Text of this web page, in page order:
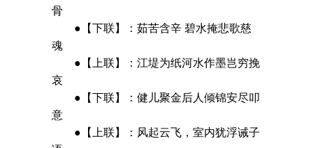
骨
●【下联】：茹苦含辛 碧水掩悲歌慈
魂
●【上联】：江堤为纸河水作墨岂穷挽
哀
●【下联】：健儿聚金后人倾锦安尽叩
意
●【上联】：风起云飞，室内犹浮诫子